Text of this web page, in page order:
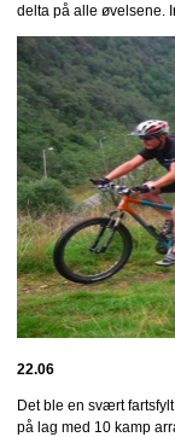
delta på alle øvelsene.
22.06
Det ble en svært
på lag med 10 kamp